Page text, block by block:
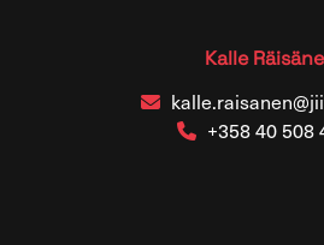
Kalle
+358 40 508